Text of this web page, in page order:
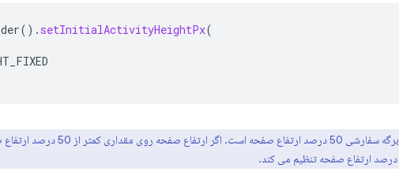
(). setInitialActivityHeightPx(